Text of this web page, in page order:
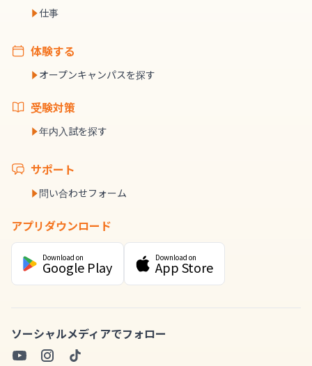
仕事
体験する
オープンキャンパスを探す
受験対策
年内入試を探す
サポート
問い合わせフォーム
アプリダウンロード
Download on
Google Play
Download on
App Store
ソーシャルメディアでフォロー